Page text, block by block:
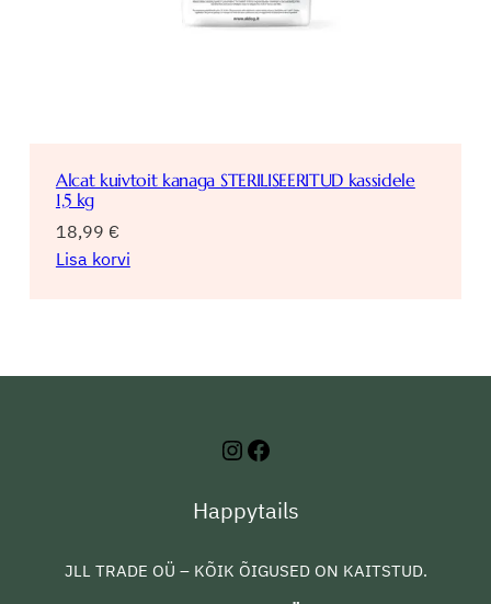
Alcat kuivtoit kanaga STERILISEERITUD kassidele
1,5 kg
18,99 €
Lisa korvi
Instagram
Facebook
Happytails
JLL TRADE OÜ – KÕIK ÕIGUSED ON KAITSTUD.